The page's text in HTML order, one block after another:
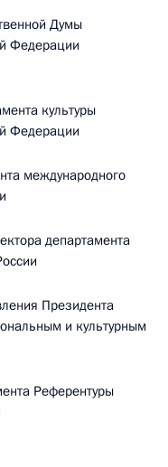
Думы
Федерации
культуры
Федерации
международного
департамента
Президента
и культурным
Референтуры